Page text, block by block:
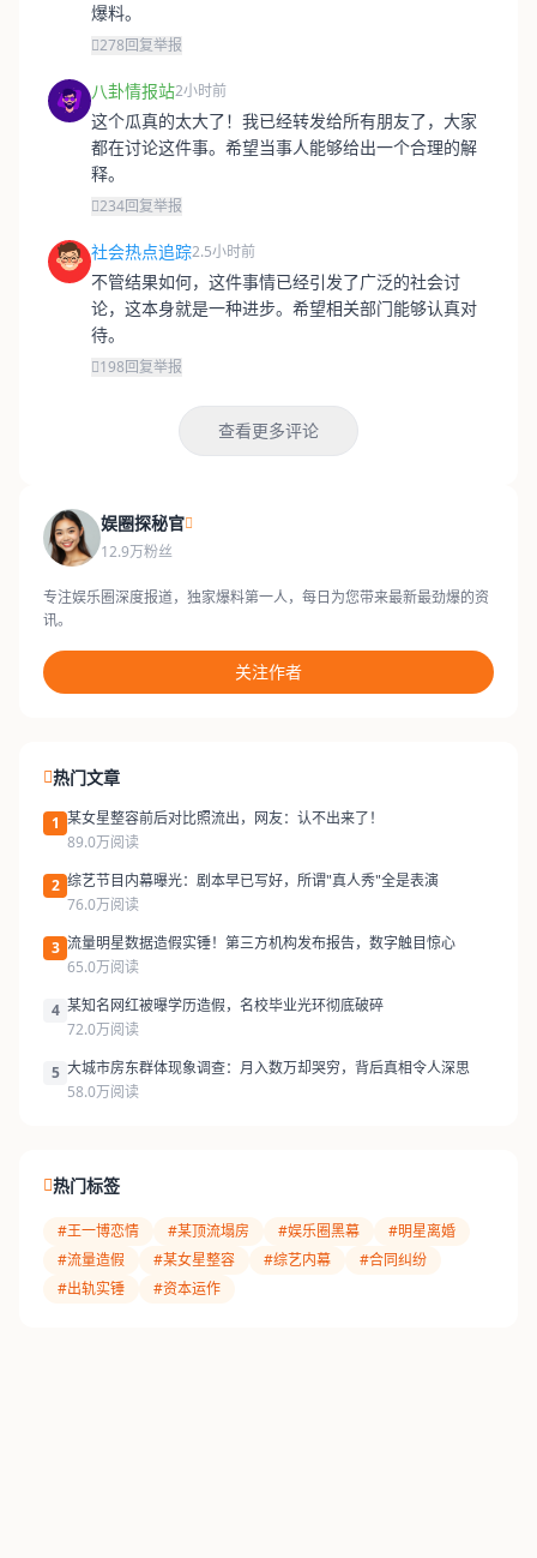
爆料。
278回复举报
八卦情报站2小时前
这个瓜真的太大了！我已经转发给所有朋友了，大家
都在讨论这件事。希望当事人能够给出一个合理的解
释。
234回复举报
社会热点追踪2.5小时前
不管结果如何，这件事情已经引发了广泛的社会讨
论，这本身就是一种进步。希望相关部门能够认真对
待。
198回复举报
查看更多评论
娱圈探秘官
12.9万粉丝
专注娱乐圈深度报道，独家爆料第一人，每日为您带来最新最劲爆的资
讯。
关注作者
热门文章
1 某女星整容前后对比照流出，网友：认不出来了！
89.0万阅读
2 综艺节目内幕曝光：剧本早已写好，所谓"真人秀"全是表演
76.0万阅读
3 流量明星数据造假实锤！第三方机构发布报告，数字触目惊心
65.0万阅读
4 某知名网红被曝学历造假，名校毕业光环彻底破碎
72.0万阅读
5 大城市房东群体现象调查：月入数万却哭穷，背后真相令人深思
58.0万阅读
热门标签
#王一博恋情 #某顶流塌房 #娱乐圈黑幕
#明星离婚
#流量造假
#某女星整容 #综艺内幕
#合同纠纷
#出轨实锤
#资本运作